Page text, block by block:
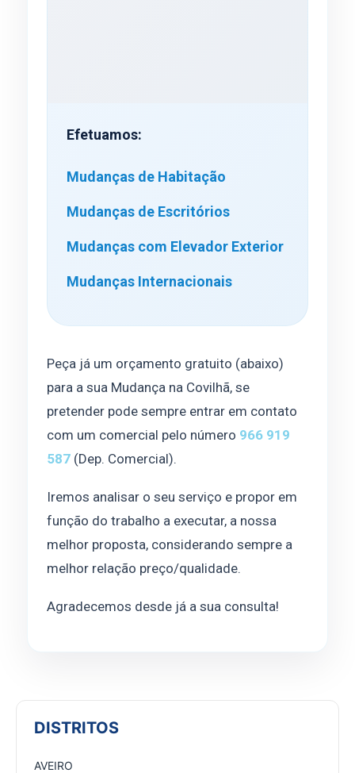
Efetuamos:
Mudanças de Habitação
Mudanças de Escritórios
Mudanças com Elevador Exterior
Mudanças Internacionais
Peça já um orçamento gratuito (abaixo)
para a sua Mudança na Covilhã, se
pretender pode sempre entrar em contato
com um comercial pelo número 966 919
587 (Dep. Comercial).
Iremos analisar o seu serviço e propor em
função do trabalho a executar, a nossa
melhor proposta, considerando sempre a
melhor relação preço/qualidade.
Agradecemos desde já a sua consulta!
DISTRITOS
AVEIRO